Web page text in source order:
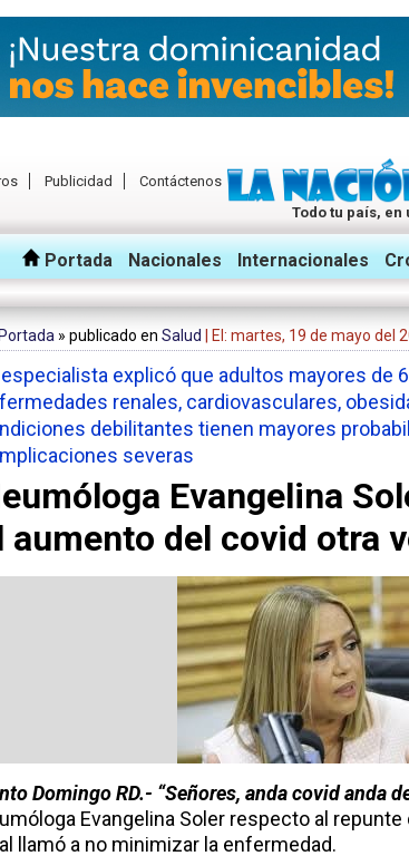
Publicidad
Contáctenos
Todo tu país,
Portada Nacionales Internacionales
Portada » publicado en Salud | El: martes, 19 de mayo del
especialista explicó que adultos mayores de
renales, cardiovasculares,
debilitantes tienen mayores
severas
Evangelina
aumento del covid otra
Domingo RD.- “Señores, anda covid anda
Evangelina Soler respecto al
llamó a no minimizar la enfermedad.